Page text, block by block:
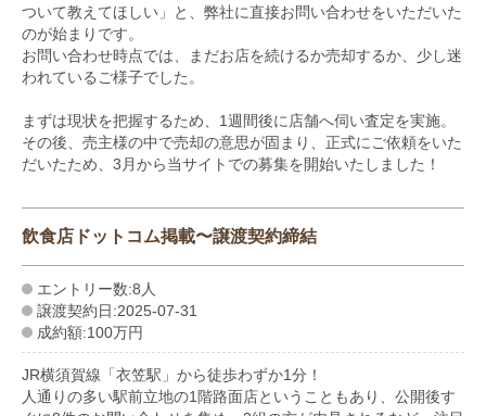
ついて教えてほしい」と、弊社に直接お問い合わせをいただいた
のが始まりです。
お問い合わせ時点では、まだお店を続けるか売却するか、少し迷
われているご様子でした。
まずは現状を把握するため、1週間後に店舗へ伺い査定を実施。
その後、売主様の中で売却の意思が固まり、正式にご依頼をいた
だいたため、3月から当サイトでの募集を開始いたしました！
飲食店ドットコム掲載〜譲渡契約締結
エントリー数:8人
譲渡契約日:2025-07-31
成約額:100万円
JR横須賀線「衣笠駅」から徒歩わずか1分！
人通りの多い駅前立地の1階路面店ということもあり、公開後す